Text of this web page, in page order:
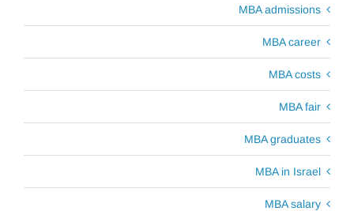
MBA admissions
MBA career
MBA costs
MBA fair
MBA graduates
MBA in Israel
MBA salary